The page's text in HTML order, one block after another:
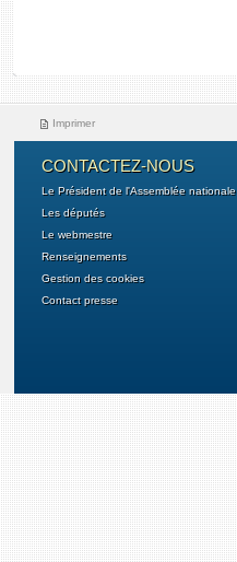
Imprimer
CONTACTEZ-NOUS
Le Président de l'Assemblée nationale
Les députés
Le webmestre
Renseignements
Gestion des cookies
Contact presse